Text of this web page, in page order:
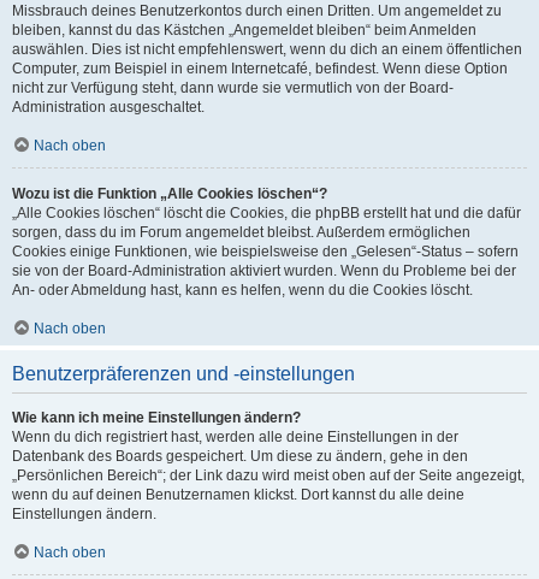
Missbrauch deines Benutzerkontos durch einen Dritten. Um angemeldet zu
bleiben, kannst du das Kästchen „Angemeldet bleiben“ beim Anmelden
auswählen. Dies ist nicht empfehlenswert, wenn du dich an einem öffentlichen
Computer, zum Beispiel in einem Internetcafé, befindest. Wenn diese Option
nicht zur Verfügung steht, dann wurde sie vermutlich von der Board-
Administration ausgeschaltet.
Nach oben
Wozu ist die Funktion „Alle Cookies löschen“?
„Alle Cookies löschen“ löscht die Cookies, die phpBB erstellt hat und die dafür
sorgen, dass du im Forum angemeldet bleibst. Außerdem ermöglichen
Cookies einige Funktionen, wie beispielsweise den „Gelesen“-Status – sofern
sie von der Board-Administration aktiviert wurden. Wenn du Probleme bei der
An- oder Abmeldung hast, kann es helfen, wenn du die Cookies löscht.
Nach oben
Benutzerpräferenzen und -einstellungen
Wie kann ich meine Einstellungen ändern?
Wenn du dich registriert hast, werden alle deine Einstellungen in der
Datenbank des Boards gespeichert. Um diese zu ändern, gehe in den
„Persönlichen Bereich“; der Link dazu wird meist oben auf der Seite angezeigt,
wenn du auf deinen Benutzernamen klickst. Dort kannst du alle deine
Einstellungen ändern.
Nach oben